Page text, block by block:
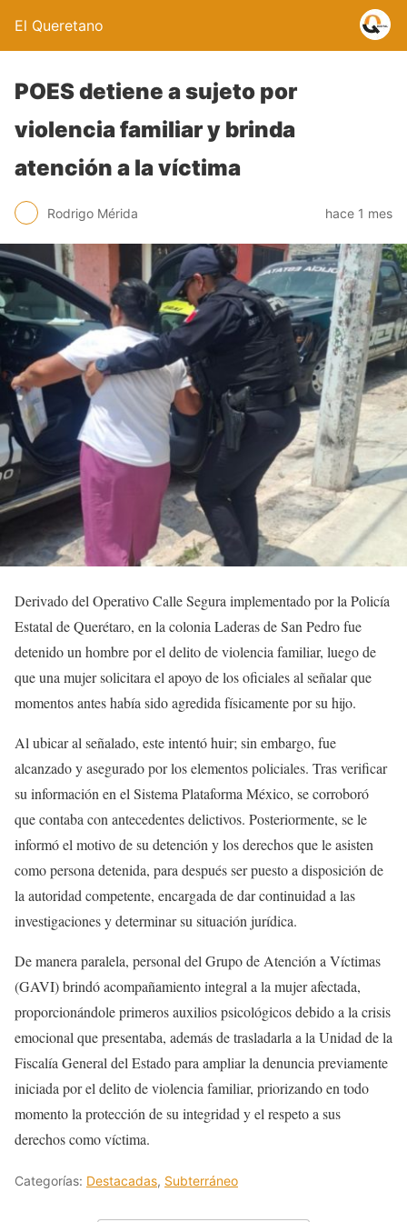
El Queretano
POES detiene a sujeto por
violencia familiar y brinda
atención a la víctima
Rodrigo Mérida hace 1 mes
Derivado del Operativo Calle Segura implementado por la Policía
Estatal de Querétaro, en la colonia Laderas de San Pedro fue
detenido un hombre por el delito de violencia familiar, luego de
que una mujer solicitara el apoyo de los oficiales al señalar que
momentos antes había sido agredida físicamente por su hijo.
Al ubicar al señalado, este intentó huir; sin embargo, fue
alcanzado y asegurado por los elementos policiales. Tras verificar
su información en el Sistema Plataforma México, se corroboró
que contaba con antecedentes delictivos. Posteriormente, se le
informó el motivo de su detención y los derechos que le asisten
como persona detenida, para después ser puesto a disposición de
la autoridad competente, encargada de dar continuidad a las
investigaciones y determinar su situación jurídica.
De manera paralela, personal del Grupo de Atención a Víctimas
(GAVI) brindó acompañamiento integral a la mujer afectada,
proporcionándole primeros auxilios psicológicos debido a la crisis
emocional que presentaba, además de trasladarla a la Unidad de la
Fiscalía General del Estado para ampliar la denuncia previamente
iniciada por el delito de violencia familiar, priorizando en todo
momento la protección de su integridad y el respeto a sus
derechos como víctima.
Categorías: Destacadas, Subterráneo